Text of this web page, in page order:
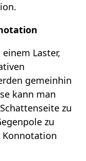
Laster,
gemeinhin
kann man
zu
zu
Konnotation